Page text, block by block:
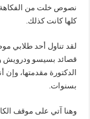
نصوص خلت من الفكاهة،
كلها كانت كذلك.
لقد تناول أحد طلابي
قصائد بسيسو ودرويش
الدكتورة مقدمتها،
بسنوات.
وهنا آتي على موقف